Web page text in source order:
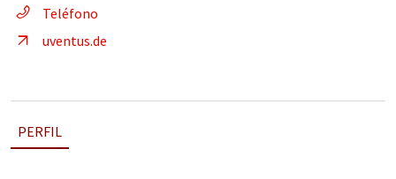
Teléfono
uventus.de
PERFIL